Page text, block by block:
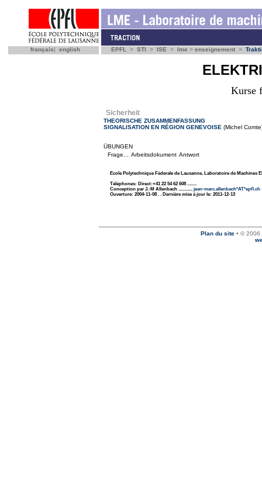
français| english EPFL > STI > ISE > lme > enseignement >
Kurse
Sicherheit
THEORISCHE ZUSAMMENFASSUNG
SIGNALISATION EN RÉGION GENEVOISE (Michel
ÜBUNGEN
Frage...
Arbeitsdokument Antwort
Ecole Polytechnique Féderale de Lausanne, Laboratoire de Machines
Téléphones: Direct:+41 22 54 62 608 ........
Conception par J.-M Allenbach ............ jean-marc.allenbach*AT*epfl.ch
Ouverture: 2004-11-08 . . Dernière mise à jour le: 2011-12-13
Plan du site• © 2006